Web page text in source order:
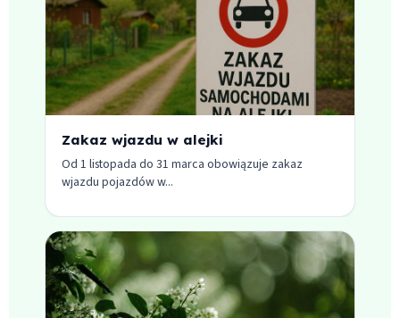
Zakaz wjazdu w alejki
Od 1 listopada do 31 marca obowiązuje zakaz
wjazdu pojazdów w...